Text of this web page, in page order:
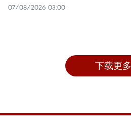
07/08/2026 03:00
下载更多